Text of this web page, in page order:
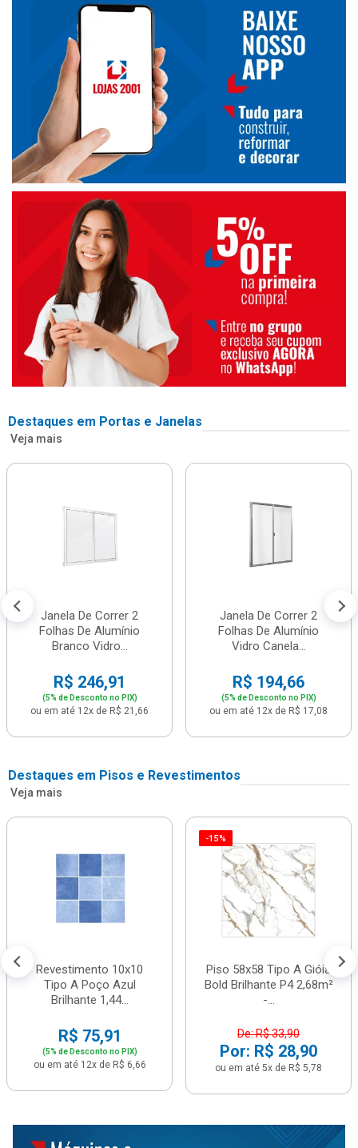
Destaques em Portas e Janelas
Veja mais
Janela De Correr 2
Folhas De Alumínio
Branco Vidro...
R$ 246,91
(5% de Desconto no PIX)
ou em até 12x de R$ 21,66
Janela De Correr 2
Folhas De Alumínio
Vidro Canela...
R$ 194,66
(5% de Desconto no PIX)
ou em até 12x de R$ 17,08
Destaques em Pisos e Revestimentos
Veja mais
Revestimento 10x10
Tipo A Poço Azul
Brilhante 1,44...
R$ 75,91
(5% de Desconto no PIX)
ou em até 12x de R$ 6,66
-15%
Piso 58x58 Tipo A Gióia
Bold Brilhante P4 2,68m²
-...
De: R$ 33,90
Por: R$ 28,90
ou em até 5x de R$ 5,78